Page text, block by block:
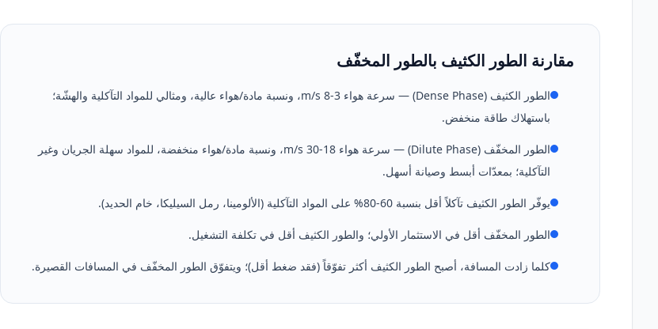
مقارنة الطور الكثيف بالطور المخفّف
الطور الكثيف (Dense Phase) — سرعة هواء 3-8 m/s، ونسبة مادة/هواء عالية، ومثالي للمواد التآكلية والهشّة؛
باستهلاك طاقة منخفض.
الطور المخفّف (Dilute Phase) — سرعة هواء 18-30 m/s، ونسبة مادة/هواء منخفضة، للمواد سهلة الجريان وغير
التآكلية؛ بمعدّات أبسط وصيانة أسهل.
يوفّر الطور الكثيف تآكلاً أقل بنسبة 60-80% على المواد التآكلية (الألومينا، رمل السيليكا، خام الحديد).
الطور المخفّف أقل في الاستثمار الأولي؛ والطور الكثيف أقل في تكلفة التشغيل.
كلما زادت المسافة، أصبح الطور الكثيف أكثر تفوّقاً (فقد ضغط أقل)؛ ويتفوّق الطور المخفّف في المسافات القصيرة.